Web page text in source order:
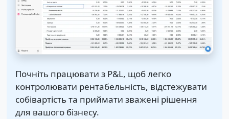
Почніть працювати з P&L, щоб легко
контролювати рентабельність, відстежувати
собівартість та приймати зважені рішення
для вашого бізнесу.